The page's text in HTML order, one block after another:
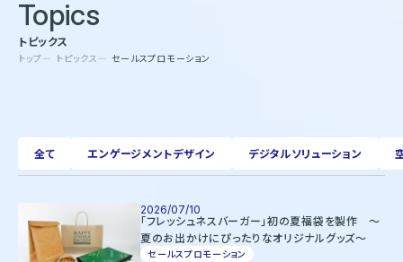
事業について
エピソード
サステナビリティ
採用情報
トップ トピックス セールスプロモーション
Topics
トピックス
全て エンゲージメントデザイン デジタルソリューション
2026/07/10
「フレッシュネスバーガー」初の夏福袋を製作 ～
夏のお出かけにぴったりなオリジナルグッズ～
セールスプロモーション